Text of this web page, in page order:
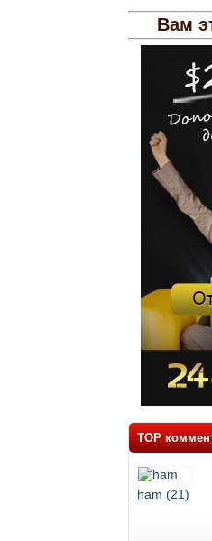
Вам
TOP
ham (21)